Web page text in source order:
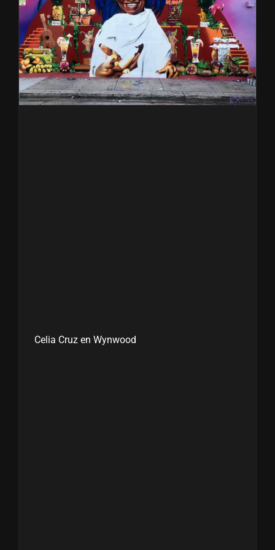
Celia Cruz en Wynwood